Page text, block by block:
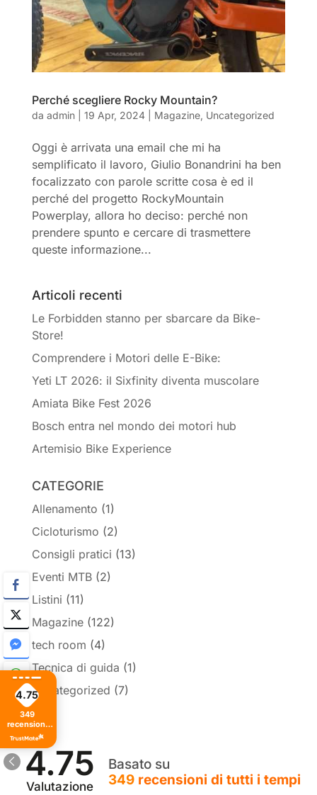
Perché scegliere Rocky Mountain?
da admin| 19 Apr, 2024| Magazine, Uncategorized
Oggi è arrivata una email che mi ha
semplificato il lavoro, Giulio Bonandrini ha ben
focalizzato con parole scritte cosa è ed il
perché del progetto RockyMountain
Powerplay, allora ho deciso: perché non
prendere spunto e cercare di trasmettere
queste informazione...
Articoli recenti
Le Forbidden stanno per sbarcare da Bike-
Store!
Comprendere i Motori delle E-Bike:
Yeti LT 2026: il Sixfinity diventa muscolare
Amiata Bike Fest 2026
Bosch entra nel mondo dei motori hub
Artemisio Bike Experience
CATEGORIE
Allenamento (1)
Cicloturismo (2)
Consigli pratici (13)
Eventi MTB(2)
Listini (11)
Magazine(122)
tech room (4)
Tecnica di guida (1)
Uncategorized (7)
4.75
Valutazione
Basato su
349recensioni di tutti i tempi
4.75
349
recensioni
di tutti i
tempi